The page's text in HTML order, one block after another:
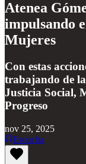
Atenea
impulsando
Mujeres
Con estas
trabajando de
Justicia Social,
Progreso
nov 25, 2025
Escucha